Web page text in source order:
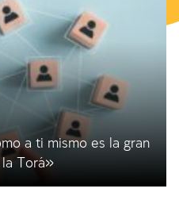
a ti mismo es la gran
Torá»